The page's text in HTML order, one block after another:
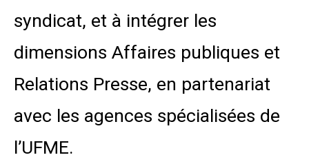
syndicat, et à intégrer les
dimensions Affaires publiques et
Relations Presse, en partenariat
avec les agences spécialisées de
l’UFME.